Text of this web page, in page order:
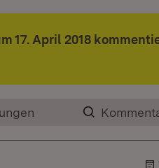
17. April 2018